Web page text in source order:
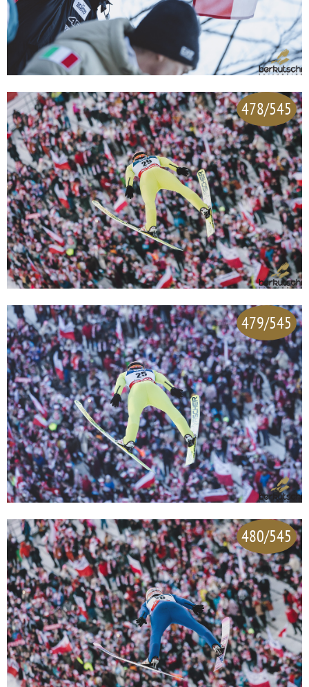
478/545
479/545
480/545